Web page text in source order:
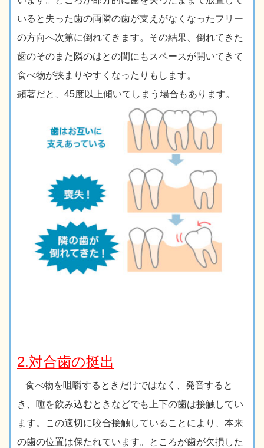
いると失った歯の両隣の歯が支えがなくなったフリー
の方向へ次第に倒れてきます。その結果、倒れてきた
歯のそのまた隣のはとの間にもスペースが開いてきて
食べ物が挟まりやすくなったりもします。
顕著だと、45度以上傾いてしまう場合もあります。
2.対合歯の挺出
食べ物を咀嚼するときだけではなく、発音すると
き、唾を飲み込むときなどでも上下の歯は接触してい
ます。この適切に咬合接触していることにより、本来
の歯の位置は保たれています。ところが歯が欠損した